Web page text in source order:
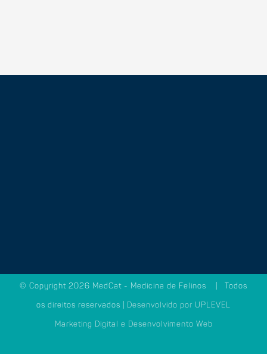
© Copyright 2026 MedCat - Medicina de Felinos | Todos
os direitos reservados | Desenvolvido por UPLEVEL
Marketing Digital e Desenvolvimento Web